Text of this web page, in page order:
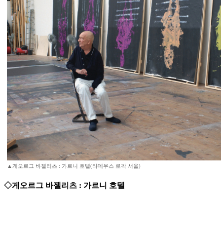
▲게오르그 바젤리츠 : 가르니 호텔(타데우스 로팍 서울)
◇게오르그 바젤리츠 : 가르니 호텔